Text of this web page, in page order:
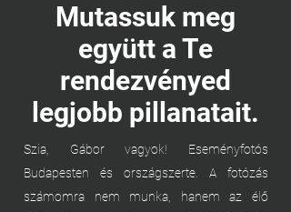
Mutassuk meg
együtt a Te
rendezvényed
legjobb pillanatait.
Szia, Gábor vagyok! Eseményfotós
Budapesten és országszerte. A fotózás
számomra nem munka, hanem az élő